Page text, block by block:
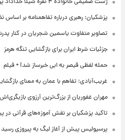
پزشکیان: رهبری درباره تفاهمنامه بر اساس
تصاویر متفاوت یاسمین شجریان در کنار
جزئیات شرط ایران برای بازگشایی تنگه هرمز
حمله لفظی قیصر به ابی خبرساز شد! + فیلم
غریب‌آبادی: تفاهم با عمان به معنای
مهران غفوریان از بزرگ‌ترین آرزوی
تاکید پزشکیان بر نقش آموزه‌های قرآنی
پرسپولیس پیش از آغاز لیگ به پیروزی رسید